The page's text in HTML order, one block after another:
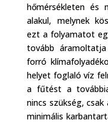
hőmérsékleten és
alakul, melynek
ezt a folyamatot
tovább
forró
helyet foglaló víz
a fűtést a
nincs szükség,
minimális